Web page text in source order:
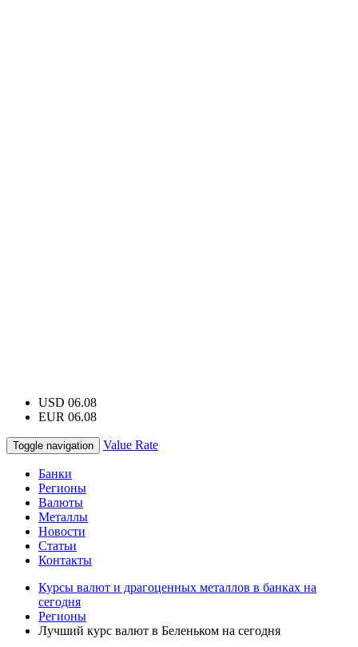
USD 06.08
EUR 06.08
Toggle navigation Value Rate
Банки
Регионы
Валюты
Металлы
Новости
Статьи
Контакты
Курсы валют и драгоценных металлов в банках на
сегодня
Регионы
Лучший курс валют в Беленьком на сегодня